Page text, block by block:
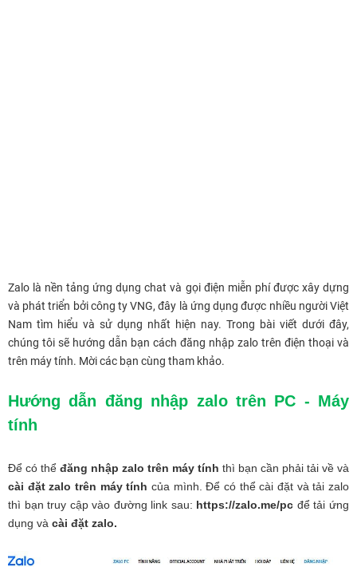
Zalo là nền tảng ứng dụng chat và gọi điện miễn phí được xây dựng
và phát triển bởi công ty VNG, đây là ứng dụng được nhiều người Việt
Nam tìm hiểu và sử dụng nhất hiện nay. Trong bài viết dưới đây,
chúng tôi sẽ hướng dẫn bạn cách đăng nhập zalo trên điện thoại và
trên máy tính. Mời các bạn cùng tham khảo.
Hướng dẫn đăng nhập zalo trên PC - Máy
tính
Để có thể đăng nhập zalo trên máy tính thì bạn cần phải tải về và
cài đặt zalo trên máy tính của mình. Để có thể cài đặt và tải zalo
thì bạn truy cập vào đường link sau: https://zalo.me/pc để tải ứng
dụng và cài đặt zalo.